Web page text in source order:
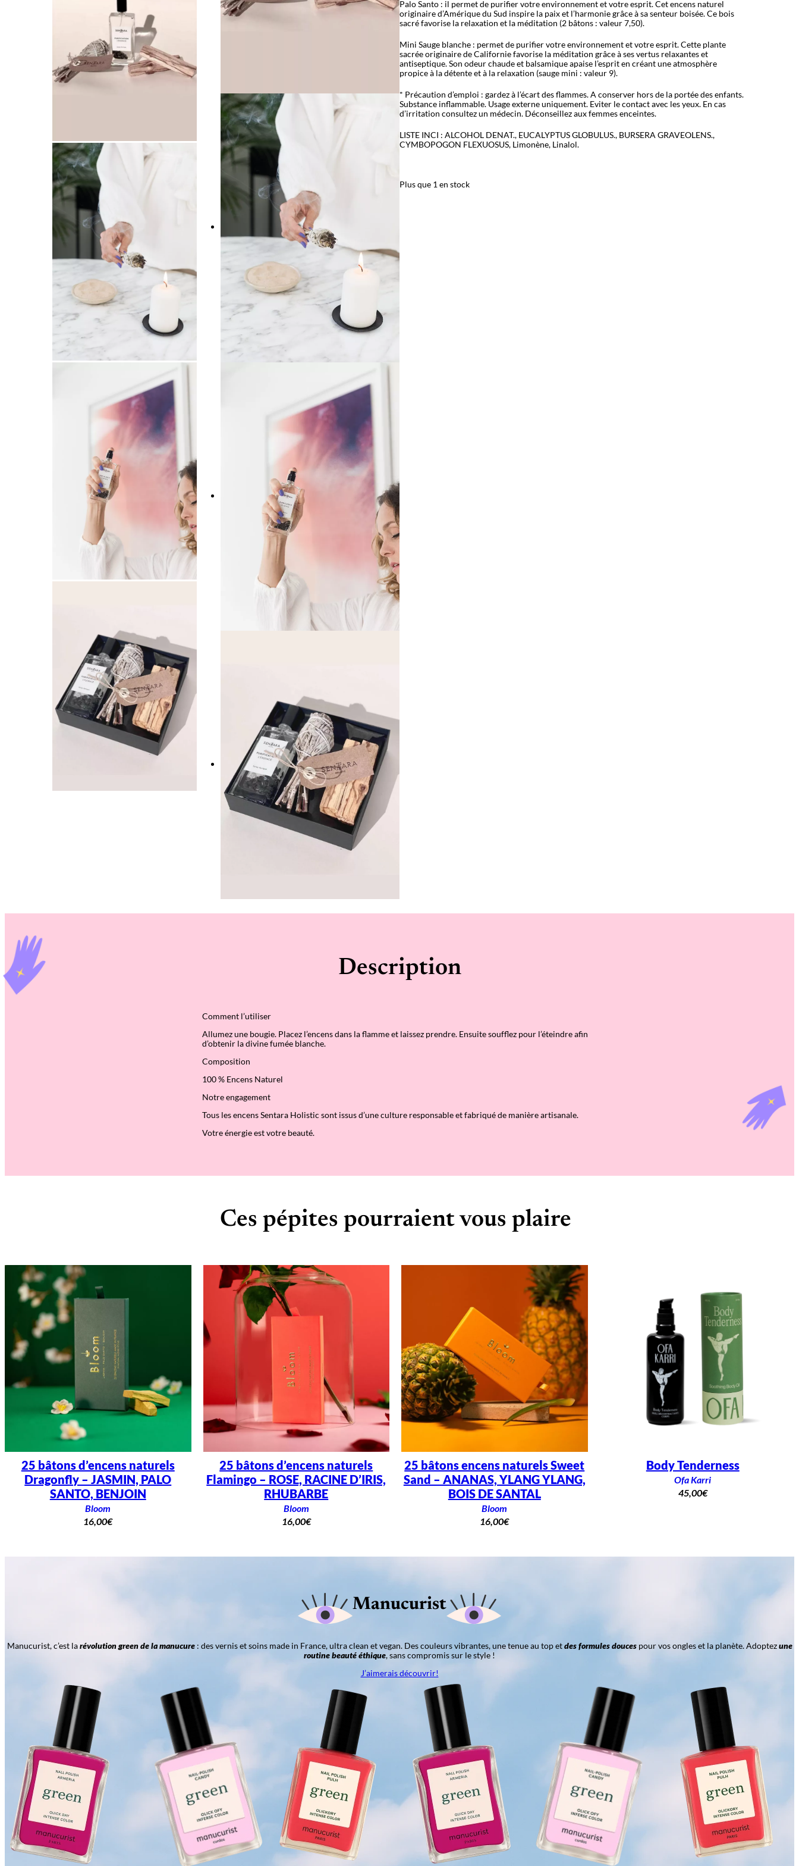
Palo Santo : il permet de purifier votre environnement et votre esprit. Cet encens naturel
originaire d’Amérique du Sud inspire la paix et l’harmonie grâce à sa senteur boisée. Ce bois
sacré favorise la relaxation et la méditation (2 bâtons : valeur 7,50).
Mini Sauge blanche : permet de purifier votre environnement et votre esprit. Cette plante
sacrée originaire de Californie favorise la méditation grâce à ses vertus relaxantes et
antiseptique. Son odeur chaude et balsamique apaise l’esprit en créant une atmosphère
propice à la détente et à la relaxation (sauge mini : valeur 9).
* Précaution d’emploi : gardez à l’écart des flammes. A conserver hors de la portée des enfants.
Substance inflammable. Usage externe uniquement. Eviter le contact avec les yeux. En cas
d’irritation consultez un médecin. Déconseillez aux femmes enceintes.
LISTE INCI : ALCOHOL DENAT., EUCALYPTUS GLOBULUS., BURSERA GRAVEOLENS.,
CYMBOPOGON FLEXUOSUS, Limonène, Linalol.
Plus que 1 en stock
Description
Comment l’utiliser
Allumez une bougie. Placez l’encens dans la flamme et laissez prendre. Ensuite soufflez pour l’éteindre afin
d’obtenir la divine fumée blanche.
Composition
100 % Encens Naturel
Notre engagement
Tous les encens Sentara Holistic sont issus d’une culture responsable et fabriqué de manière artisanale.
Votre énergie est votre beauté.
Ces pépites pourraient vous plaire
25 bâtons d’encens naturels
Dragonfly – JASMIN, PALO
SANTO, BENJOIN
Bloom
16,00€
25 bâtons d’encens naturels
Flamingo – ROSE, RACINE D’IRIS,
RHUBARBE
Bloom
16,00€
25 bâtons encens naturels Sweet
Sand – ANANAS, YLANG YLANG,
BOIS DE SANTAL
Bloom
16,00€
Body Tenderness
Ofa Karri
45,00€
Manucurist
Manucurist, c’est larévolution green de la manucure: des vernis et soins made in France, ultra clean et vegan. Des couleurs vibrantes, une tenue au top etdes formules doucespour vos ongles et la planète. Adoptezune
routine beauté éthique, sans compromis sur le style !
J’aimerais découvrir!